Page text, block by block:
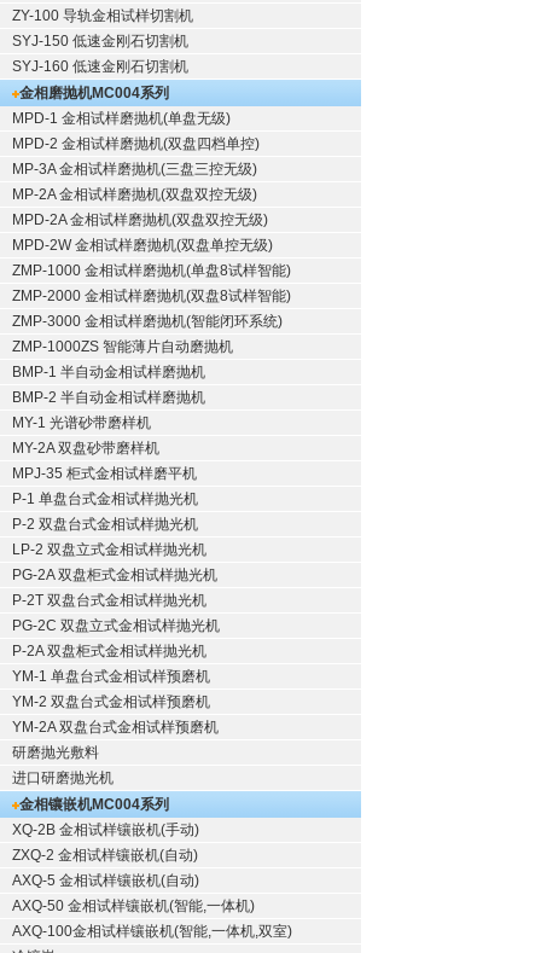
ZY-100 导轨金相试样切割机
SYJ-150 低速金刚石切割机
SYJ-160 低速金刚石切割机
金相磨抛机MC004系列
MPD-1 金相试样磨抛机(单盘无级)
MPD-2 金相试样磨抛机(双盘四档单控)
MP-3A 金相试样磨抛机(三盘三控无级)
MP-2A 金相试样磨抛机(双盘双控无级)
MPD-2A 金相试样磨抛机(双盘双控无级)
MPD-2W 金相试样磨抛机(双盘单控无级)
ZMP-1000 金相试样磨抛机(单盘8试样智能)
ZMP-2000 金相试样磨抛机(双盘8试样智能)
ZMP-3000 金相试样磨抛机(智能闭环系统)
ZMP-1000ZS 智能薄片自动磨抛机
BMP-1 半自动金相试样磨抛机
BMP-2 半自动金相试样磨抛机
MY-1 光谱砂带磨样机
MY-2A 双盘砂带磨样机
MPJ-35 柜式金相试样磨平机
P-1 单盘台式金相试样抛光机
P-2 双盘台式金相试样抛光机
LP-2 双盘立式金相试样抛光机
PG-2A 双盘柜式金相试样抛光机
P-2T 双盘台式金相试样抛光机
PG-2C 双盘立式金相试样抛光机
P-2A 双盘柜式金相试样抛光机
YM-1 单盘台式金相试样预磨机
YM-2 双盘台式金相试样预磨机
YM-2A 双盘台式金相试样预磨机
研磨抛光敷料
进口研磨抛光机
金相镶嵌机MC004系列
XQ-2B 金相试样镶嵌机(手动)
ZXQ-2 金相试样镶嵌机(自动)
AXQ-5 金相试样镶嵌机(自动)
AXQ-50 金相试样镶嵌机(智能,一体机)
AXQ-100金相试样镶嵌机(智能,一体机,双室)